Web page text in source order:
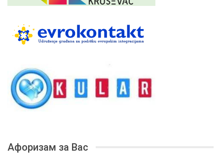
Афоризам за Вас